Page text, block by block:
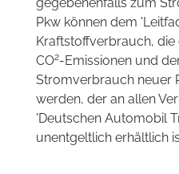
Pkw können dem
Kraftstoffverbrauch, die
CO2-Emissionen und
Stromverbrauch neuer
werden, der an allen
'Deutschen Automobil
unentgeltlich erhältlich